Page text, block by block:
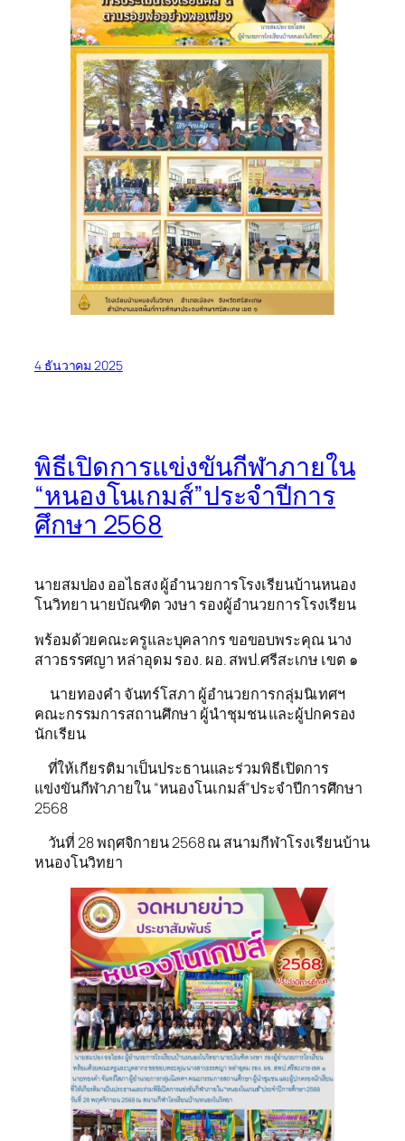
4 ธันวาคม 2025
พิธีเปิดการแข่งขันกีฬาภายใน
“หนองโนเกมส์”ประจำปีการ
ศึกษา 2568
นายสมปอง ออไธสง ผู้อำนวยการโรงเรียนบ้านหนอง
โนวิทยา นายบัณฑิต วงษา รองผู้อำนวยการโรงเรียน
พร้อมด้วยคณะครูและบุคลากร ขอขอบพระคุณ นาง
สาวธรรศญา หล่าอุดม รอง. ผอ. สพป.ศรีสะเกษ เขต ๑
นายทองคำ จันทร์โสภา ผู้อำนวยการกลุ่มนิเทศฯ
คณะกรรมการสถานศึกษา ผู้นำชุมชน และผู้ปกครอง
นักเรียน
ที่ให้เกียรติมาเป็นประธานและร่วมพิธีเปิดการ
แข่งขันกีฬาภายใน “หนองโนเกมส์”ประจำปีการศึกษา
2568
วันที่ 28 พฤศจิกายน 2568 ณ สนามกีฬาโรงเรียนบ้าน
หนองโนวิทยา